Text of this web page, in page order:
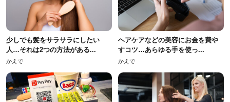
少しでも髪をサラサラにしたい
人…それは2つの方法がある...
かえで
ヘアケアなどの美容にお金を費や
すコツ…あらゆる手を使っ...
かえで